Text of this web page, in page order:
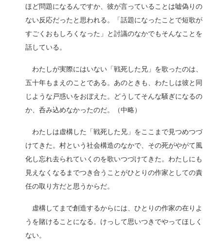
ほど問題になるんですか、彼が言っていることは嘘偽りの
ない反応だったと思われる。「話題になったことで短歌が
すごくおもしろくなった」と討議のなかでもそんなことを
話している。
わたしが実際にはいない「戦死した兄」を歌ったのは、
五十年もまえのことである。あのときも、わたしは彼と同
じような戸惑いをおぼえた。どうしてそんな騒ぎになるの
か、呑み込めなかったのだ。（中略）
わたしは虚構した「戦死した兄」をここまで見つめつづ
けてきた。村という社会構造のなかで、その死がやがて風
化し忘れ去られていくのを歌いつづけてきた。わたしにも
見えなくなるまでつき合うことがひとりの作家としての責
任の取り方だと思うからだ。
虚構してまで創造するからには、ひとりの作家の在りよ
うを賭けることになる。けっして思いつきでやってほしく
ない。